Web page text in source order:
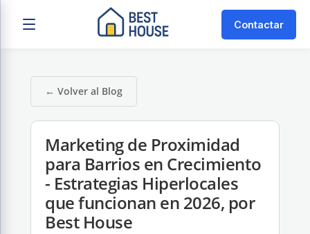
Contactar
← Volver al Blog
Marketing de Proximidad
para Barrios en Crecimiento
- Estrategias Hiperlocales
que funcionan en 2026, por
Best House